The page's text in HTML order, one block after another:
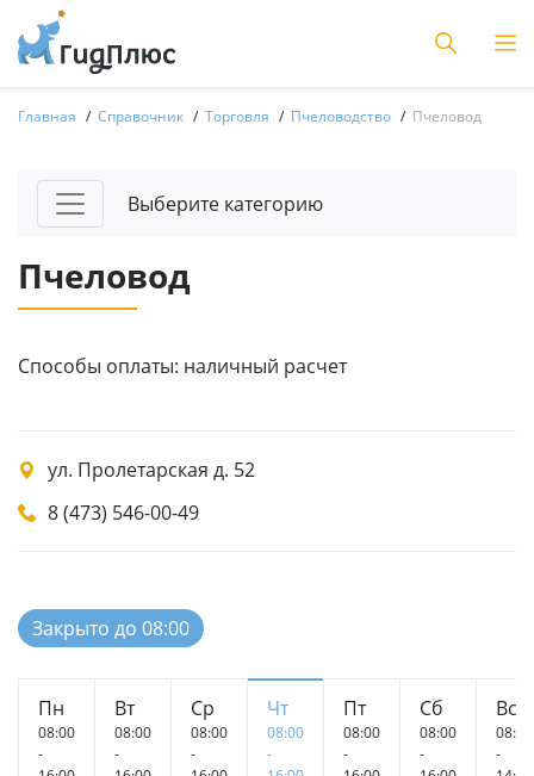
Главная Справочник Торговля Пчеловодство Пчеловод
Выберите категорию
Пчеловод
Способы оплаты: наличный расчет
ул. Пролетарская д. 52
8 (473) 546-00-49
Закрыто до 08:00
Пн
08:00
-
Вт
08:00
-
Ср
08:00
-
Чт
08:00
-
Пт
08:00
-
Сб
08:00
-
Вс
08:00
-